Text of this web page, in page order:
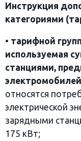
Инструкция
категориями
• тарифной
используемая
станциями,
относятся
электрической
зарядными
175 кВт;